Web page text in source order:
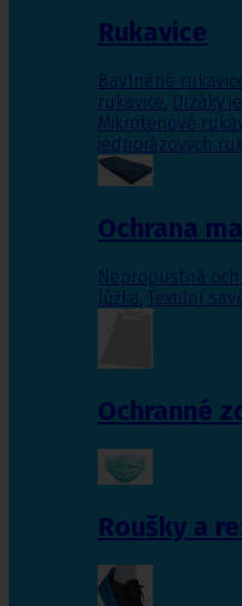
Rukavice
Bavlněné
rukavice, Držáky
Mikrotenové
jednorázových
Ochrana
Nepropustná
lůžka, Textilní
Ochranné
Roušky a